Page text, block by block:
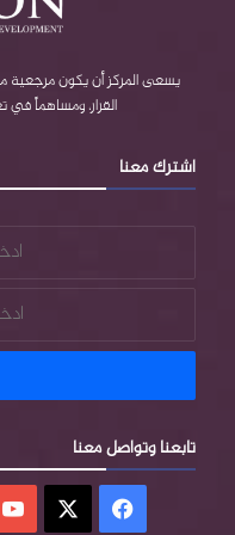
b
e
r
eيسعى المركز أن يكون مرجعية
القرار، ومساهماً في
اشترك معنا
تابعنا وتواصل معنا
فيسبوك